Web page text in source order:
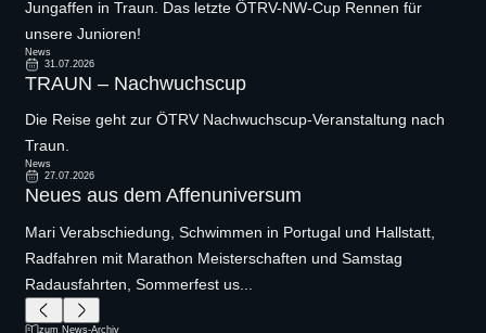
Jungaffen in Traun. Das letzte ÖTRV-NW-Cup Rennen für
unsere Junioren!
News
31.07.2026
TRAUN – Nachwuchscup
Die Reise geht zur ÖTRV Nachwuchscup-Veranstaltung nach
Traun.
News
27.07.2026
Neues aus dem Affenuniversum
Mari Verabschiedung, Schwimmen in Portugal und Hallstatt,
Radfahren mit Marathon Meisterschaften und Samstag
Radausfahrten, Sommerfest us...
zum News-Archiv